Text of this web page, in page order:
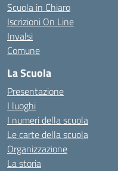
Scuola in Chiaro
Iscrizioni On Line
Invalsi
Comune
La Scuola
Presentazione
I luoghi
I numeri della scuola
Le carte della scuola
Organizzazione
La storia